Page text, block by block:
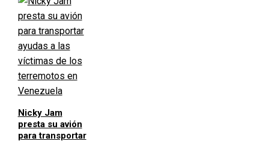
Nicky Jam
presta su avión
para transportar